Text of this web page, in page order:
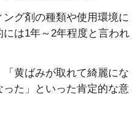
グ剤の種類や使用環境に
は1年～2年程度と言われ
黄ばみが取れて綺麗にな
た」といった肯定的な意